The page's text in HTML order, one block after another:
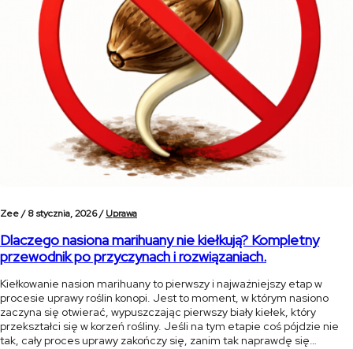
Zee /8 stycznia, 2026 /Uprawa
Dlaczego nasiona marihuany nie kiełkują? Kompletny
przewodnik po przyczynach i rozwiązaniach.
Kiełkowanie nasion marihuany to pierwszy i najważniejszy etap w
procesie uprawy roślin konopi. Jest to moment, w którym nasiono
zaczyna się otwierać, wypuszczając pierwszy biały kiełek, który
przekształci się w korzeń rośliny. Jeśli na tym etapie coś pójdzie nie
tak, cały proces uprawy zakończy się, zanim tak naprawdę się